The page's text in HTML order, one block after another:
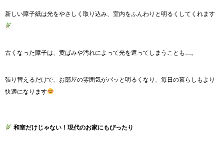
新しい障子紙は光をやさしく取り込み、室内をふんわりと明るくしてくれます
古くなった障子は、黄ばみや汚れによって光を遮ってしまうことも…。
張り替えるだけで、お部屋の雰囲気がパッと明るくなり、毎日の暮らしもより
快適になります
和室だけじゃない！現代のお家にもぴったり